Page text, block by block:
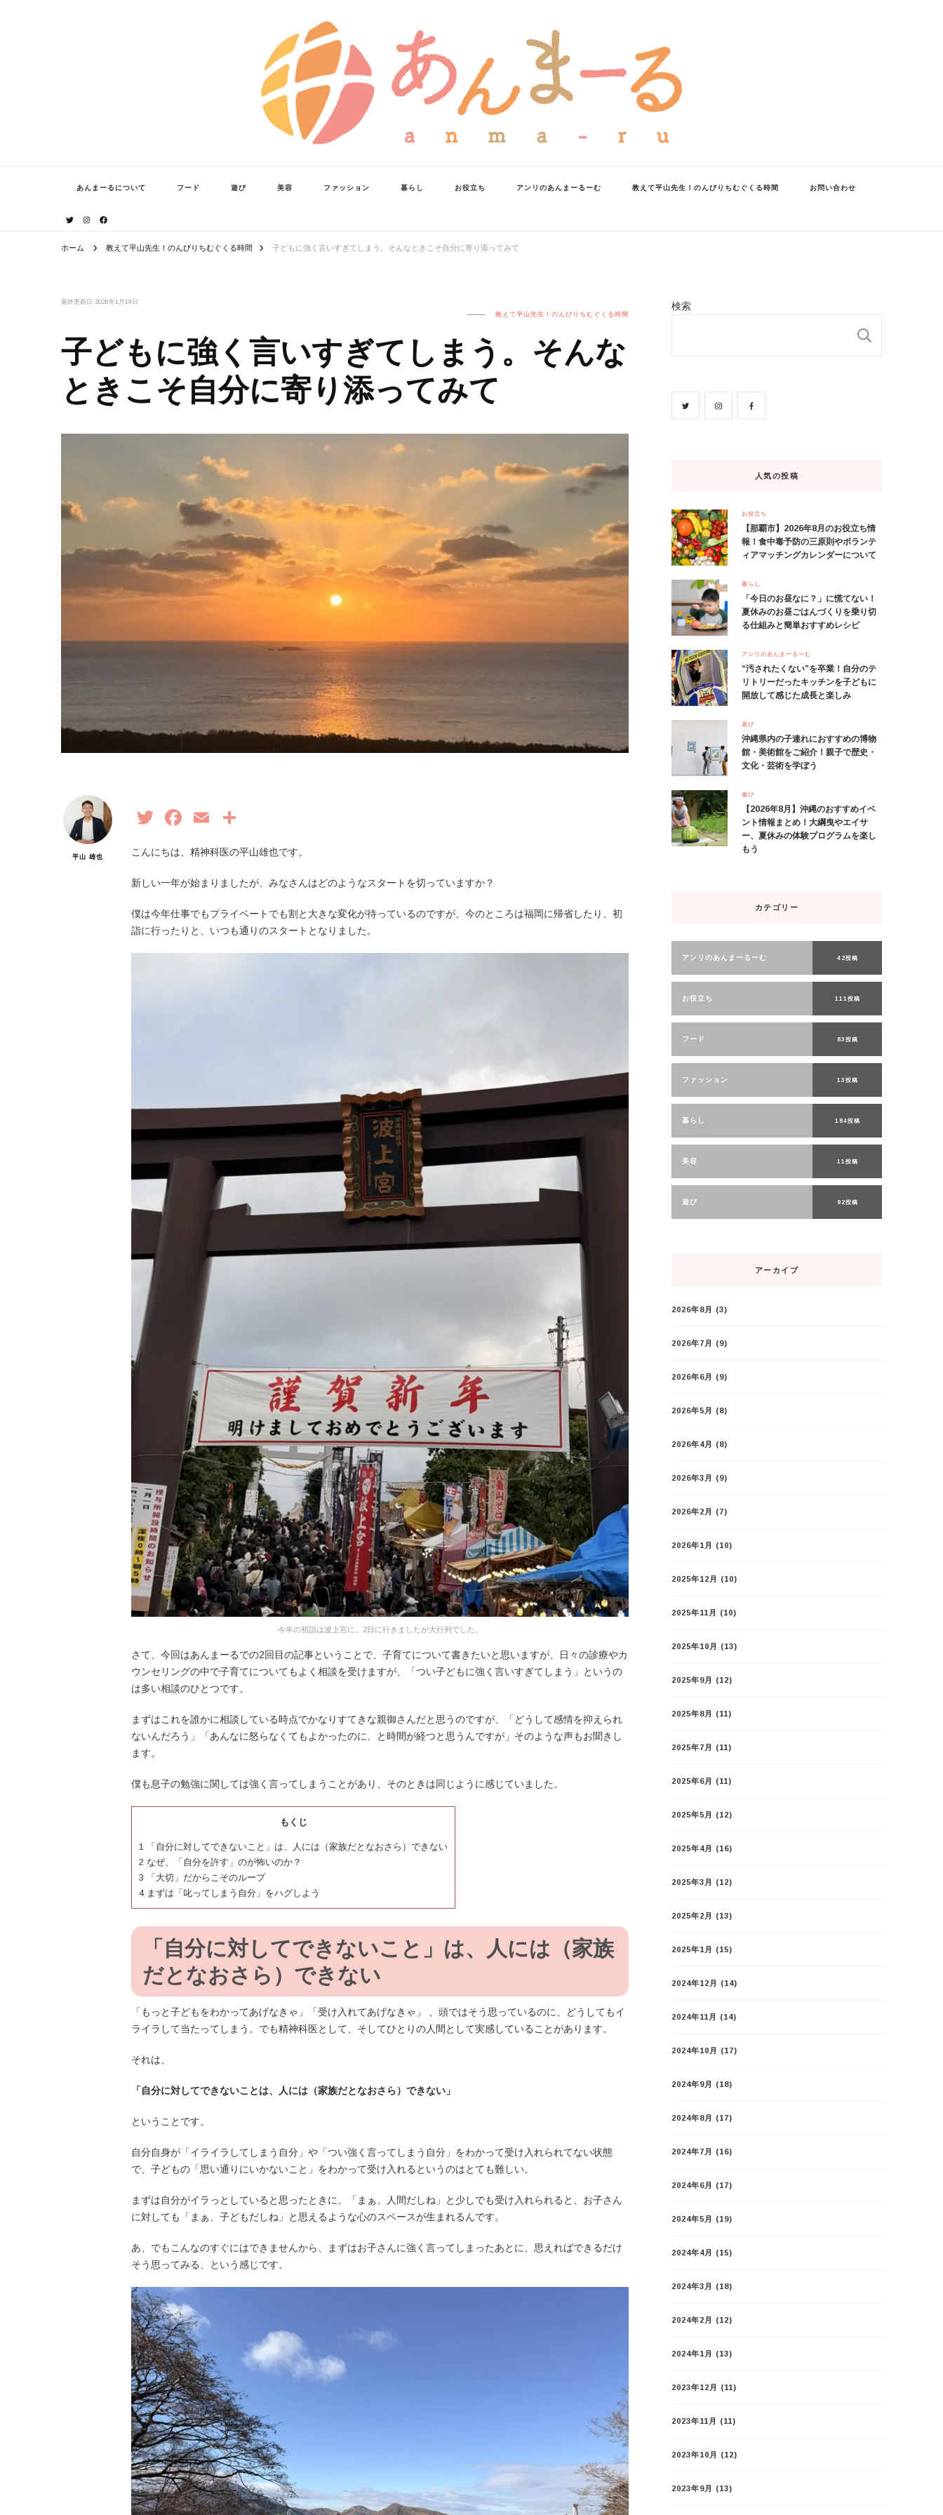
あんまーるについて フード 遊び 美容 ファッション 暮らし お役立ち アンリのあんまーるーむ 教えて平山先生！のんびりちむぐくる時間 お問い合わせ
ホーム 教えて平山先生！のんびりちむぐくる時間 子どもに強く言いすぎてしまう。そんなときこそ自分に寄り添ってみて
最終更新日 2026年1月19日
教えて平山先生！のんびりちむぐくる時間
子どもに強く言いすぎてしまう。そんな
ときこそ自分に寄り添ってみて
平山 雄也
TwitterFacebook
Email
有
こんにちは、精神科医の平山雄也です。
新しい一年が始まりましたが、みなさんはどのようなスタートを切っていますか？
僕は今年仕事でもプライベートでも割と大きな変化が待っているのですが、今のところは福岡に帰省したり、初
詣に行ったりと、いつも通りのスタートとなりました。
今年の初詣は波上宮に。2日に行きましたが大行列でした。
さて、今回はあんまーるでの2回目の記事ということで、子育てについて書きたいと思いますが、日々の診療やカ
ウンセリングの中で子育てについてもよく相談を受けますが、「つい子どもに強く言いすぎてしまう」というの
は多い相談のひとつです。
まずはこれを誰かに相談している時点でかなりすてきな親御さんだと思うのですが、「どうして感情を抑えられ
ないんだろう」「あんなに怒らなくてもよかったのに、と時間が経つと思うんですが」そのような声もお聞きし
ます。
僕も息子の勉強に関しては強く言ってしまうことがあり、そのときは同じように感じていました。
もくじ
1
「自分に対してできないこと」は、人には（家族だとなおさら）できない
2 なぜ、「自分を許す」のが怖いのか？
3 「大切」だからこそのループ
4まずは「叱ってしまう自分」をハグしよう
「自分に対してできないこと」は、人には（家族
だとなおさら）できない
「もっと子どもをわかってあげなきゃ」「受け入れてあげなきゃ」 、頭ではそう思っているのに、どうしてもイ
ライラして当たってしまう。でも精神科医として、そしてひとりの人間として実感していることがあります。
それは、
「自分に対してできないことは、人には（家族だとなおさら）できない」
ということです。
自分自身が「イライラしてしまう自分」や「つい強く言ってしまう自分」をわかって受け入れられてない状態
で、子どもの「思い通りにいかないこと」をわかって受け入れるというのはとても難しい。
まずは自分がイラっとしていると思ったときに、「まぁ、人間だしね」と少しでも受け入れられると、お子さん
に対しても「まぁ、子どもだしね」と思えるような心のスペースが生まれるんです。
あ、でもこんなのすぐにはできませんから、まずはお子さんに強く言ってしまったあとに、思えればできるだけ
そう思ってみる、という感じです。
検索
人気の投稿
お役立ち
【那覇市】2026年8月のお役立ち情
報！食中毒予防の三原則やボランテ
ィアマッチングカレンダーについて
暮らし
「今日のお昼なに？」に慌てない！
夏休みのお昼ごはんづくりを乗り切
る仕組みと簡単おすすめレシピ
アンリのあんまーるーむ
“汚されたくない”を卒業！自分のテ
リトリーだったキッチンを子どもに
開放して感じた成長と楽しみ
遊び
沖縄県内の子連れにおすすめの博物
館・美術館をご紹介！親子で歴史・
文化・芸術を学ぼう
遊び
【2026年8月】沖縄のおすすめイベ
ント情報まとめ！大綱曳やエイサ
ー、夏休みの体験プログラムを楽し
もう
カテゴリー
アンリのあんまーるーむ 42投稿
お役立ち 111投稿
フード 83投稿
ファッション 13投稿
暮らし 184投稿
美容 11投稿
遊び 92投稿
アーカイブ
2026年8月 (3)
2026年7月 (9)
2026年6月 (9)
2026年5月 (8)
2026年4月 (8)
2026年3月 (9)
2026年2月 (7)
2026年1月 (10)
2025年12月 (10)
2025年11月 (10)
2025年10月 (13)
2025年9月 (12)
2025年8月 (11)
2025年7月 (11)
2025年6月 (11)
2025年5月 (12)
2025年4月 (16)
2025年3月 (12)
2025年2月 (13)
2025年1月 (15)
2024年12月 (14)
2024年11月 (14)
2024年10月 (17)
2024年9月 (18)
2024年8月 (17)
2024年7月 (16)
2024年6月 (17)
2024年5月 (19)
2024年4月 (15)
2024年3月 (18)
2024年2月 (12)
2024年1月 (13)
2023年12月 (11)
2023年11月 (11)
2023年10月 (12)
2023年9月 (13)